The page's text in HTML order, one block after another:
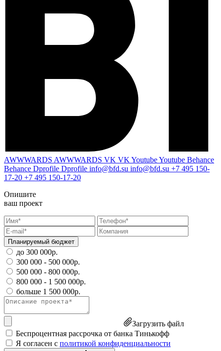
AWWWARDS AWWWARDS VK VK YoutubeYoutube Behance
Behance Dprofile Dprofile info@bfd.su info@bfd.su +7 495 150-
17-20 +7 495 150-17-20
Опишите
ваш проект
Планируемый бюджет
до 300 000р.
300 000 - 500 000р.
500 000 - 800 000р.
800 000 - 1 500 000р.
больше 1 500 000р.
Загрузить файл
Беспроцентная рассрочка от банка Тинькофф
Я согласен с политикой конфиденциальности